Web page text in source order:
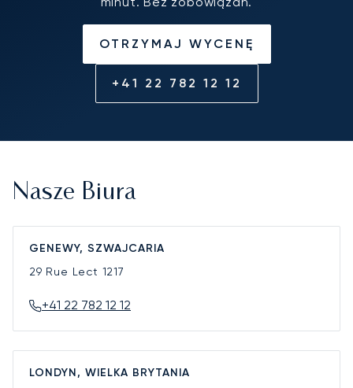
OTRZYMAJ WYCENĘ
+41 22 782 12 12
Nasze Biura
GENEWY, SZWAJCARIA
29 Rue Lect 1217
+41 22 782 12 12
LONDYN, WIELKA BRYTANIA